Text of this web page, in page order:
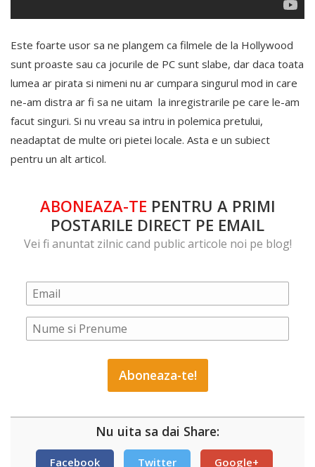
Este foarte usor sa ne plangem ca filmele de la Hollywood
sunt proaste sau ca jocurile de PC sunt slabe, dar daca toata
lumea ar pirata si nimeni nu ar cumpara singurul mod in care
ne-am distra ar fi sa ne uitam la inregistrarile pe care le-am
facut singuri. Si nu vreau sa intru in polemica pretului,
neadaptat de multe ori pietei locale. Asta e un subiect
pentru un alt articol.
ABONEAZA-TE PENTRU A PRIMI
POSTARILE DIRECT PE EMAIL
Vei fi anuntat zilnic cand public articole noi pe blog!
Nu uita sa dai Share:
Facebook Twitter Google+